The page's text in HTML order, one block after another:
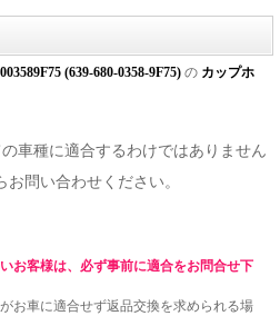
(639-680-0358-9F75) の カップホ
車種に適合するわけではありません
お問い合わせください。
お客様は、必ず事前に適合をお問合せ下
お車に適合せず返品交換を求められる場